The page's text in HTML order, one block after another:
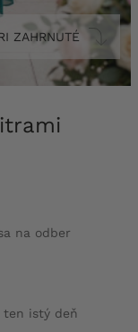
ZAHRNUTÉ
na odber
ten istý deň